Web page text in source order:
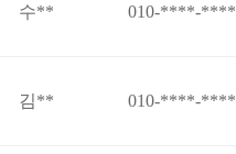
수** 010-****-****
김** 010-****-****